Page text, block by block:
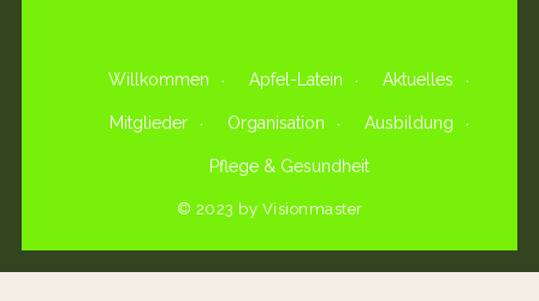
Willkommen Apfel-Latein Aktuelles
Mitglieder Organisation Ausbildung
Pflege & Gesundheit
© 2023 by Visionmaster